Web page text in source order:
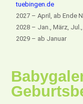
tuebingen.de
2027 – April, ab Ende
2028 – Jan., März,
2029 – ab Januar